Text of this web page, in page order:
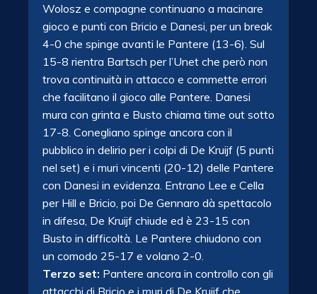
Wolosz e compagne continuano a macinare
gioco e punti con Bricio e Danesi, per un break
4-0 che spinge avanti le Pantere (13-6). Sul
15-8 rientra Bartsch per l’Unet che però non
trova continuità in attacco e commette errori
che facilitano il gioco alle Pantere. Danesi
mura con grinta e Busto chiama time out sotto
17-8. Conegliano spinge ancora con il
pubblico in delirio per i colpi di De Kruijf (5 punti
nel set) e i muri vincenti (20-12) delle Pantere
con Danesi in evidenza. Entrano Lee e Cella
per Hill e Bricio, poi De Gennaro dà spettacolo
in difesa, De Kruijf chiude ed è 23-15 con
Busto in difficoltà. Le Pantere chiudono con
un comodo 25-17 e volano 2-0.
Terzo set: Pantere ancora in controllo con gli
attacchi di Bricio e i muri di De Kruijf che